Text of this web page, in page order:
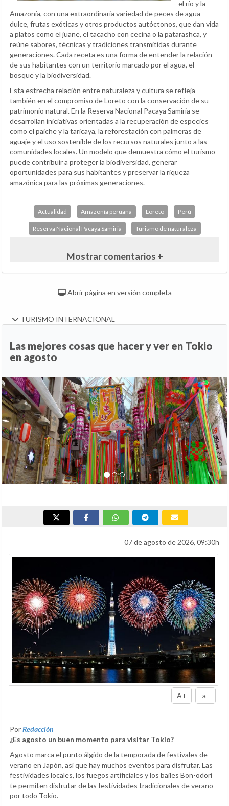
el río y la
Amazonía, con una extraordinaria variedad de peces de agua
dulce, frutas exóticas y otros productos autóctonos, que dan vida
a platos como el juane, el tacacho con cecina o la patarashca, y
reúne sabores, técnicas y tradiciones transmitidas durante
generaciones. Cada receta es una forma de entender la relación
de sus habitantes con un territorio marcado por el agua, el
bosque y la biodiversidad.
Esta estrecha relación entre naturaleza y cultura se refleja
también en el compromiso de Loreto con la conservación de su
patrimonio natural. En la Reserva Nacional Pacaya Samiria se
desarrollan iniciativas orientadas a la recuperación de especies
como el paiche y la taricaya, la reforestación con palmeras de
aguaje y el uso sostenible de los recursos naturales junto a las
comunidades locales. Un modelo que demuestra cómo el turismo
puede contribuir a proteger la biodiversidad, generar
oportunidades para sus habitantes y preservar la riqueza
amazónica para las próximas generaciones.
Actualidad Amazonía peruana Loreto Perú
Reserva Nacional Pacaya Samiria Turismo de naturaleza
Mostrar comentarios +
Abrir página en versión completa
TURISMO INTERNACIONAL
Las mejores cosas que hacer y ver en Tokio
en agosto
Anterior
07 de agosto de 2026, 09:30h
A+ a-
PorRedacción
¿Es agosto un buen momento para visitar Tokio?
Agosto marca el punto álgido de la temporada de festivales de
verano en Japón, así que hay muchos eventos para disfrutar. Las
festividades locales, los fuegos artificiales y los bailes Bon-odori
te permiten disfrutar de las festividades tradicionales de verano
por todo Tokio.